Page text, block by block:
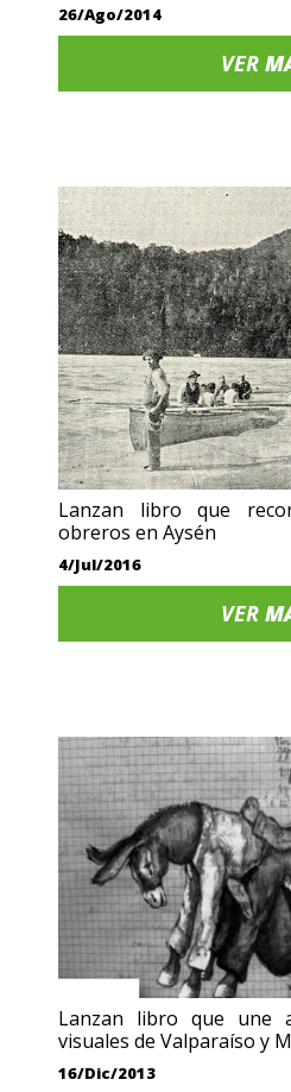
26/Ago/2014
VER
Lanzan libro que
obreros en Aysén
4/Jul/2016
VER
Lanzan libro que une
visuales de Valparaíso y
16/Dic/2013